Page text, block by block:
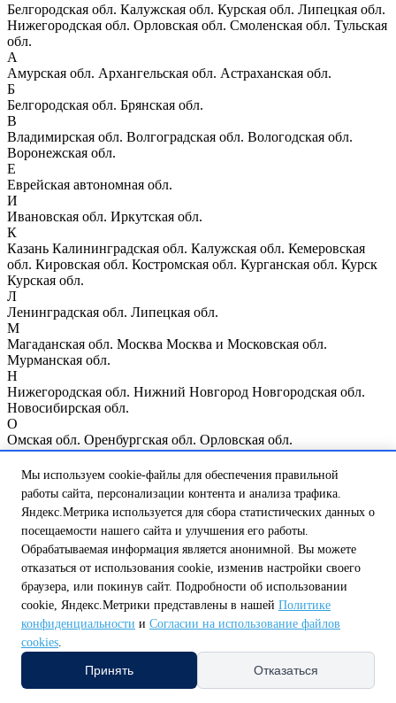
Белгородская обл. Калужская обл. Курская обл. Липецкая обл.
Нижегородская обл. Орловская обл. Смоленская обл. Тульская
обл.
А
Амурская обл. Архангельская обл. Астраханская обл.
Б
Белгородская обл. Брянская обл.
В
Владимирская обл. Волгоградская обл. Вологодская обл.
Воронежская обл.
Е
Еврейская автономная обл.
И
Ивановская обл. Иркутская обл.
К
Казань Калининградская обл. Калужская обл. Кемеровская
обл. Кировская обл. Костромская обл. Курганская обл. Курск
Курская обл.
Л
Ленинградская обл. Липецкая обл.
М
Магаданская обл. Москва Москва и Московская обл.
Мурманская обл.
Н
Нижегородская обл. Нижний Новгород Новгородская обл.
Новосибирская обл.
О
Омская обл. Оренбургская обл. Орловская обл.
П
Пензенская обл. Псковская обл.
Республика Мордовия
Республика Мэрий Эл
Республика
Татарстан Республика Чувашия Ростовская обл. Рязанская обл.
Самарская обл. Санкт-Петербург Саратовская обл.
Сахалинская обл. Свердловская обл. Смоленская обл.
Тамбовская обл. Тверская обл. Томская обл. Тульская обл.
Тюменская обл.
Ульяновская обл.
Челябинская обл.
Мы используем cookie-файлы для обеспечения правильной
работы сайта, персонализации контента и анализа трафика.
Яндекс.Метрика используется для сбора статистических данных о
посещаемости нашего сайта и улучшения его работы.
Обрабатываемая информация является анонимной. Вы можете
отказаться от использования cookie, изменив настройки своего
браузера, или покинув сайт. Подробности об использовании
cookie, Яндекс.Метрики представлены в нашей Политике
конфиденциальности и Согласии на использование файлов
cookies.
Принять Отказаться